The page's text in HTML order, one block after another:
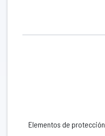
Elementos de protección